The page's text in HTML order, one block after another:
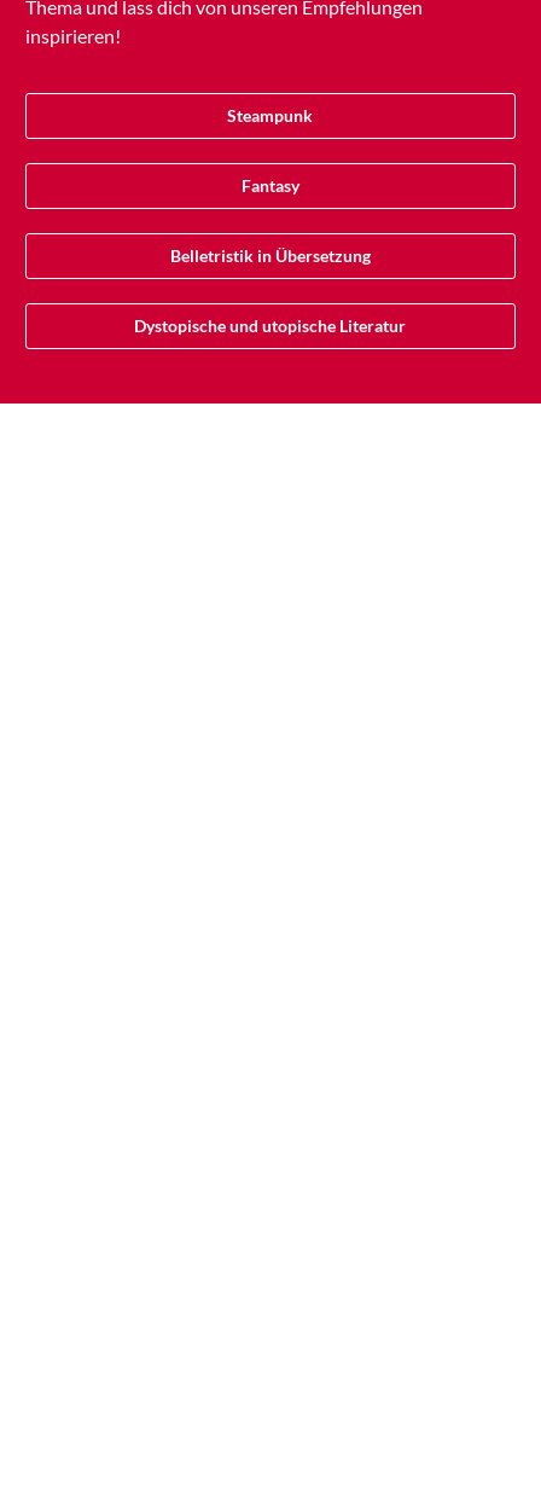
Thema und lass dich von unseren Empfehlungen
inspirieren!
Steampunk
Fantasy
Belletristik in Übersetzung
Dystopische und utopische Literatur